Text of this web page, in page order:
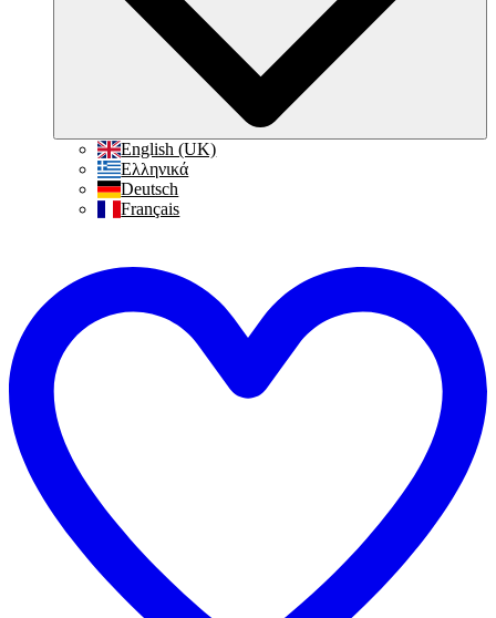
English (UK)
Ελληνικά
Deutsch
Français